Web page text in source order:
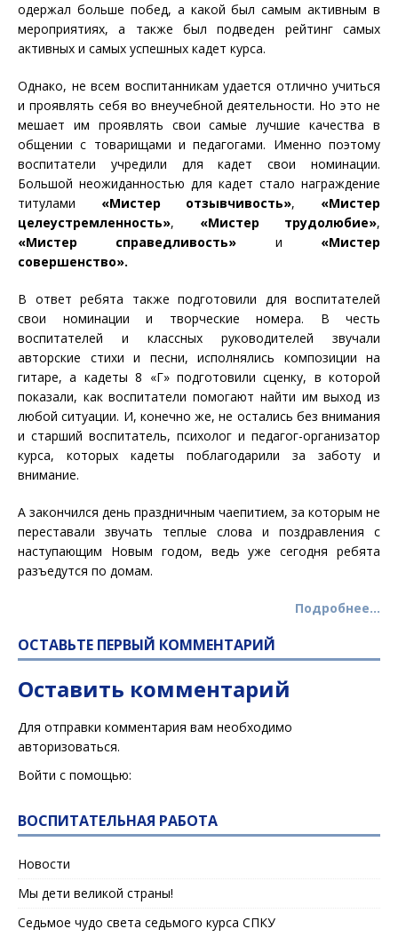
одержал больше побед, а какой был самым активным в
мероприятиях, а также был подведен рейтинг самых
активных и самых успешных кадет курса.
Однако, не всем воспитанникам удается отлично учиться
и проявлять себя во внеучебной деятельности. Но это не
мешает им проявлять свои самые лучшие качества в
общении с товарищами и педагогами. Именно поэтому
воспитатели учредили для кадет свои номинации.
Большой неожиданностью для кадет стало награждение
титулами «Мистер отзывчивость», «Мистер
целеустремленность», «Мистер трудолюбие»,
«Мистер справедливость» и «Мистер
совершенство».
В ответ ребята также подготовили для воспитателей
свои номинации и творческие номера. В честь
воспитателей и классных руководителей звучали
авторские стихи и песни, исполнялись композиции на
гитаре, а кадеты 8 «Г» подготовили сценку, в которой
показали, как воспитатели помогают найти им выход из
любой ситуации. И, конечно же, не остались без внимания
и старший воспитатель, психолог и педагог-организатор
курса, которых кадеты поблагодарили за заботу и
внимание.
А закончился день праздничным чаепитием, за которым не
переставали звучать теплые слова и поздравления с
наступающим Новым годом, ведь уже сегодня ребята
разъедутся по домам.
Подробнее…
ОСТАВЬТЕ ПЕРВЫЙ КОММЕНТАРИЙ
Оставить комментарий
Для отправки комментария вам необходимо
авторизоваться.
Войти с помощью:
ВОСПИТАТЕЛЬНАЯ РАБОТА
Новости
Мы дети великой страны!
Седьмое чудо света седьмого курса СПКУ